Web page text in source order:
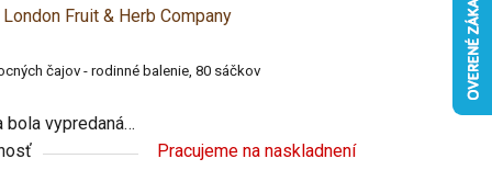
London Fruit & Herb Company
čajov - rodinné balenie, 80 sáčkov
bola vypredaná…
Pracujeme na naskladnení